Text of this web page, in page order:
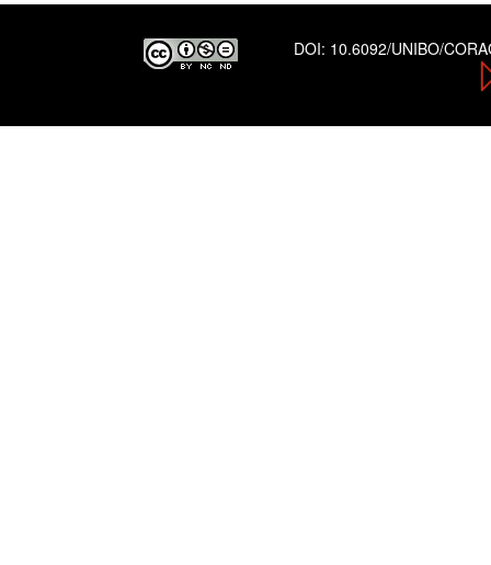
DOI: 10.6092/UNIBO/